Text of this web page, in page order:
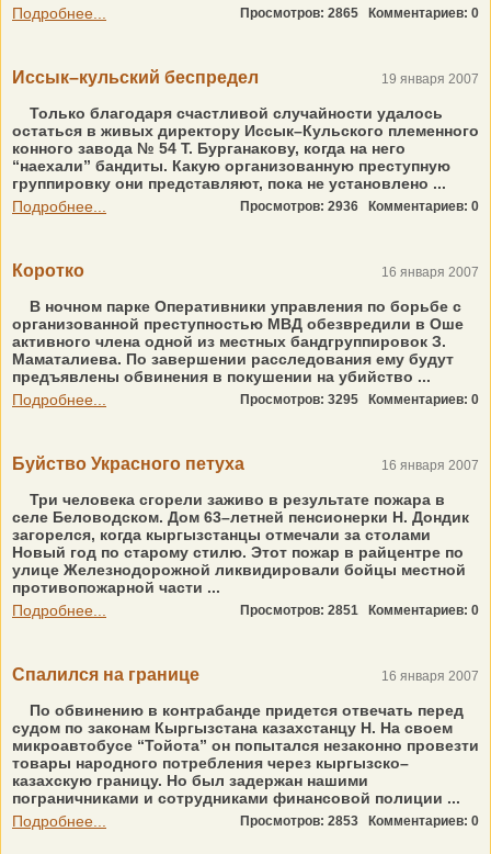
Подробнее...
Просмотров: 2865 Комментариев: 0
Иссык–кульский беспредел 19 января 2007
Только благодаря счастливой случайности удалось
остаться в живых директору Иссык–Кульского племенного
конного завода № 54 Т. Бурганакову, когда на него
“наехали” бандиты. Какую организованную преступную
группировку они представляют, пока не установлено ...
Подробнее...
Просмотров: 2936 Комментариев: 0
Коротко 16 января 2007
В ночном парке Оперативники управления по борьбе с
организованной преступностью МВД обезвредили в Оше
активного члена одной из местных бандгруппировок З.
Маматалиева. По завершении расследования ему будут
предъявлены обвинения в покушении на убийство ...
Подробнее...
Просмотров: 3295 Комментариев: 0
Буйство Украсного петуха 16 января 2007
Три человека сгорели заживо в результате пожара в
селе Беловодском. Дом 63–летней пенсионерки Н. Дондик
загорелся, когда кыргызстанцы отмечали за столами
Новый год по старому стилю. Этот пожар в райцентре по
улице Железнодорожной ликвидировали бойцы местной
противопожарной части ...
Подробнее...
Просмотров: 2851 Комментариев: 0
Спалился на границе 16 января 2007
По обвинению в контрабанде придется отвечать перед
судом по законам Кыргызстана казахстанцу Н. На своем
микроавтобусе “Тойота” он попытался незаконно провезти
товары народного потребления через кыргызско–
казахскую границу. Но был задержан нашими
пограничниками и сотрудниками финансовой полиции ...
Подробнее...
Просмотров: 2853 Комментариев: 0